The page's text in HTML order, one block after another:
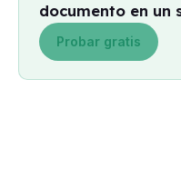
documento en un
Probar gratis